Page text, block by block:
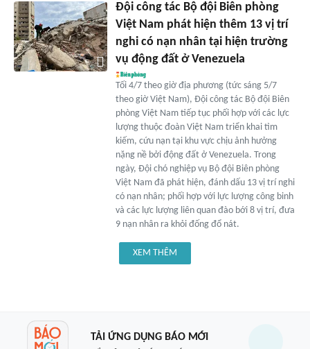
Đội công tác Bộ đội Biên phòng
Việt Nam phát hiện thêm 13 vị trí
nghi có nạn nhân tại hiện trường
vụ động đất ở Venezuela
Tối 4/7 theo giờ địa phương (tức sáng 5/7
theo giờ Việt Nam), Đội công tác Bộ đội Biên
phòng Việt Nam tiếp tục phối hợp với các lực
lượng thuộc đoàn Việt Nam triển khai tìm
kiếm, cứu nạn tại khu vực chịu ảnh hưởng
nặng nề bởi động đất ở Venezuela. Trong
ngày, Đội chó nghiệp vụ Bộ đội Biên phòng
Việt Nam đã phát hiện, đánh dấu 13 vị trí nghi
có nạn nhân; phối hợp với lực lượng công binh
và các lực lượng liên quan đào bới 8 vị trí, đưa
9 nạn nhân ra khỏi đống đổ nát.
XEM THÊM
TẢI ỨNG DỤNG BÁO MỚI